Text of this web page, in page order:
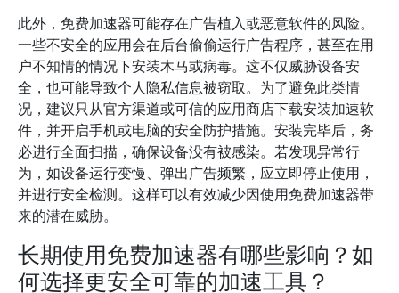
此外，免费加速器可能存在广告植入或恶意软件的风险。
一些不安全的应用会在后台偷偷运行广告程序，甚至在用
户不知情的情况下安装木马或病毒。这不仅威胁设备安
全，也可能导致个人隐私信息被窃取。为了避免此类情
况，建议只从官方渠道或可信的应用商店下载安装加速软
件，并开启手机或电脑的安全防护措施。安装完毕后，务
必进行全面扫描，确保设备没有被感染。若发现异常行
为，如设备运行变慢、弹出广告频繁，应立即停止使用，
并进行安全检测。这样可以有效减少因使用免费加速器带
来的潜在威胁。
长期使用免费加速器有哪些影响？如
何选择更安全可靠的加速工具？